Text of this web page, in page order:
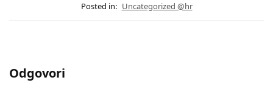
Posted in: Uncategorized @hr
Odgovori